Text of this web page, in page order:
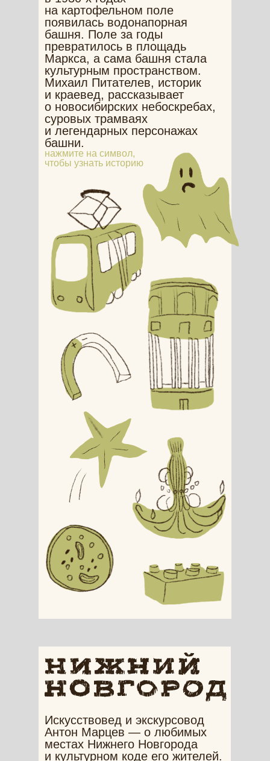
нажмите на символ,
чтобы узнать историю
на картофельном поле
появилась водонапорная
башня. Поле за годы
превратилось в площадь
Маркса, а сама башня стала
культурным пространством.
Михаил Питателев, историк
и краевед, рассказывает
о новосибирских небоскребах,
суровых трамваях
и легендарных персонажах
башни.
Искусствовед и экскурсовод
Антон Марцев — о любимых
местах Нижнего Новгорода
и культурном коде его жителей.